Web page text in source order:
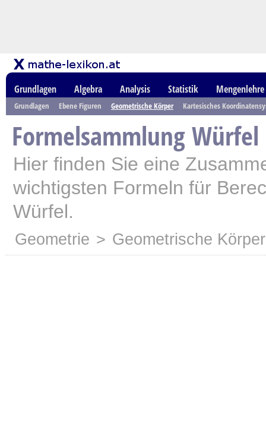
Grundlagen Algebra Analysis Statistik Mengenlehre
Grundlagen Ebene Figuren Geometrische Körper Kartesisches
Formelsammlung Würfel
Hier finden Sie eine
wichtigsten Formeln für
Würfel.
Geometrie > Geometrische Körper